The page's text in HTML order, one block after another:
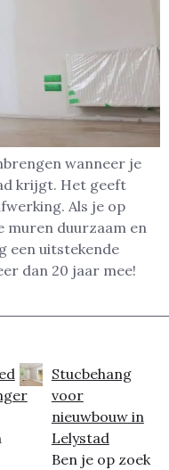
wanneer je
krijgt. Het geeft
Als je op
muren duurzaam en
een uitstekende
dan 20 jaar mee!
Stucbehang
voor
nieuwbouw in
Lelystad
Ben je op zoek